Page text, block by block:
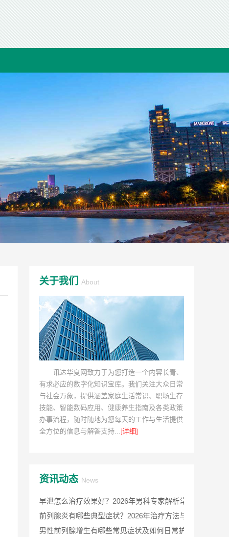
关于我们 About
讯达华夏网致力于为您打造一个内容长青、
有求必应的数字化知识宝库。我们关注大众日常
与社会万象，提供涵盖家庭生活常识、职场生存
技能、智能数码应用、健康养生指南及各类政策
办事流程，随时随地为您每天的工作与生活提供
全方位的信息与解答支持... [详细]
资讯动态 News
早泄怎么治疗效果好？2026年男科专家解析常见病因与科
前列腺炎有哪些典型症状？2026年治疗方法与费用详解
男性前列腺增生有哪些常见症状及如何日常护理